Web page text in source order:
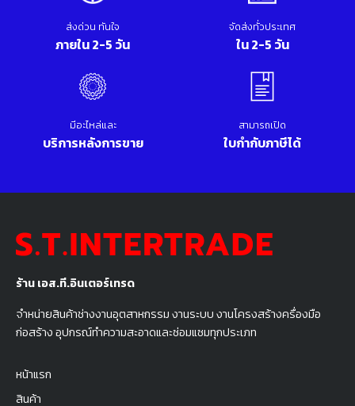
ร้าน เอส.ที.อินเตอร์เทรด
จำหน่ายสินค้าช่างงานอุตสาหกรรม งานระบบ งานโครงสร้างครื่องมือ
ก่อสร้าง อุปกรณ์ทำความสะอาดและซ่อมแซมทุกประเภท
หน้าแรก
สินค้า
ส่งด่วน ทันใจ
ภายใน 2-5 วัน
จัดส่งทั่วประเทศ
ใน 2-5 วัน
มีอะไหล่และ
บริการหลังการขาย
สามารถเปิด
ใบกำกับภาษีได้